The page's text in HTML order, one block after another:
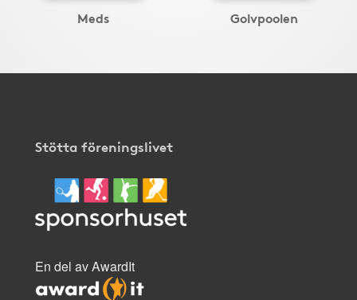
Meds Golvpoolen
Stötta föreningslivet
En del av AwardIt